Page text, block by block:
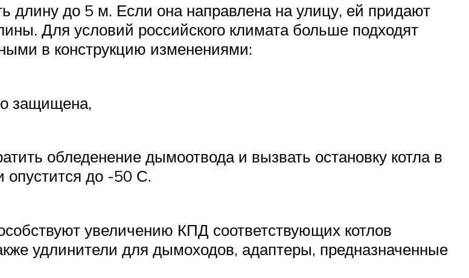
длину до 5 м. Если она направлена на улицу, ей придают
Для условий российского климата больше подходят
в конструкцию изменениями:
защищена,
обледенение дымоотвода и вызвать остановку котла в
опустится до -50 С.
увеличению КПД соответствующих котлов
удлинители для дымоходов, адаптеры, предназначенные